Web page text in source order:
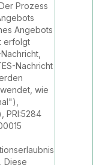
Prozess
Angebots
erfolgt
Nachricht
wie
PRI:5284
Diese